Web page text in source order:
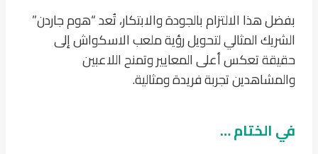
بفضل هذا الالتزام بالجودة والابتكار، تُعد “هوم جاردن”
الشريك المثالي لتحويل رؤية ملعب الاسكواش إلى
حقيقة تعكس أعلى المعايير وتمنح اللاعبين
والمشاهدين تجربة فريدة ومثالية.
في الختام …